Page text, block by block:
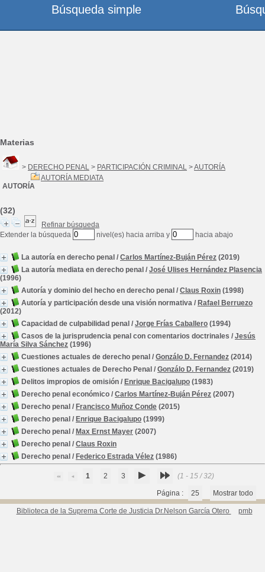
Materias
> DERECHO PENAL > PARTICIPACIÓN CRIMINAL >AUTORÍA
AUTORÍA MEDIATA
AUTORÍA
(32)
Refinar búsqueda
Extender la búsqueda
nivel(es) hacia arriba y hacia abajo
La autoría en derecho penal / Carlos Martínez-Buján Pérez (2019)
La autoría mediata en derecho penal / José Ulises Hernández Plasencia
(1996)
Autoría y dominio del hecho en derecho penal / Claus Roxin (1998)
Autoría y participación desde una visión normativa / Rafael Berruezo
(2012)
Capacidad de culpabilidad penal / Jorge Frías Caballero (1994)
Casos de la jurisprudencia penal con comentarios doctrinales / Jesús
María Silva Sánchez (1996)
Cuestiones actuales de derecho penal / Gonzálo D. Fernandez (2014)
Cuestiones actuales de Derecho Penal / Gonzálo D. Fernandez (2019)
Delitos impropios de omisión / Enrique Bacigalupo (1983)
Derecho penal económico / Carlos Martínez-Buján Pérez (2007)
Derecho penal / Francisco Muñoz Conde (2015)
Derecho penal / Enrique Bacigalupo (1999)
Derecho penal / Max Ernst Mayer (2007)
Derecho penal / Claus Roxin
Derecho penal / Federico Estrada Vélez (1986)
1 2 3 (1 - 15 / 32)
Página : 25 Mostrar todo
Biblioteca de la Suprema Corte de Justicia Dr.Nelson García Otero pmb
Búsqueda simple